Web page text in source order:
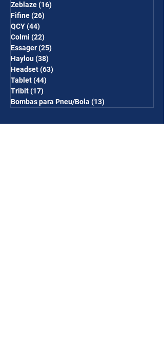
Zeblaze(16)
Fifine(26)
QCY(44)
Colmi (22)
Essager(25)
Haylou(38)
Headset(63)
Tablet(44)
Tribit(17)
Bombas para Pneu/Bola (13)